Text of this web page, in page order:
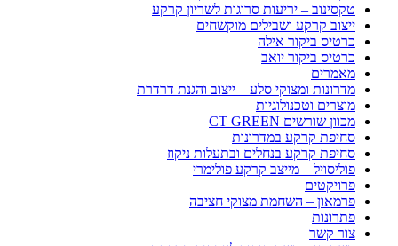
טקסינוב – יריעות סרוגות לשריון קרקע
ייצוב קרקע ושבילים מוקשחים
כרטיס ביקור אילה
כרטיס ביקור יואב
מאמרים
מדרונות ומצוקי סלע – ייצוב והגנת דרדרת
מוצרים וטכנולוגיות
מכוון שורשים CT GREEN
סחיפת קרקע במדרונות
סחיפת קרקע בנחלים ובתעלות ניקוז
פוליסויל – מייצב קרקע פולימרי
פרויקטים
פרמאון – השחמת מצוקי חציבה
פתרונות
צור קשר